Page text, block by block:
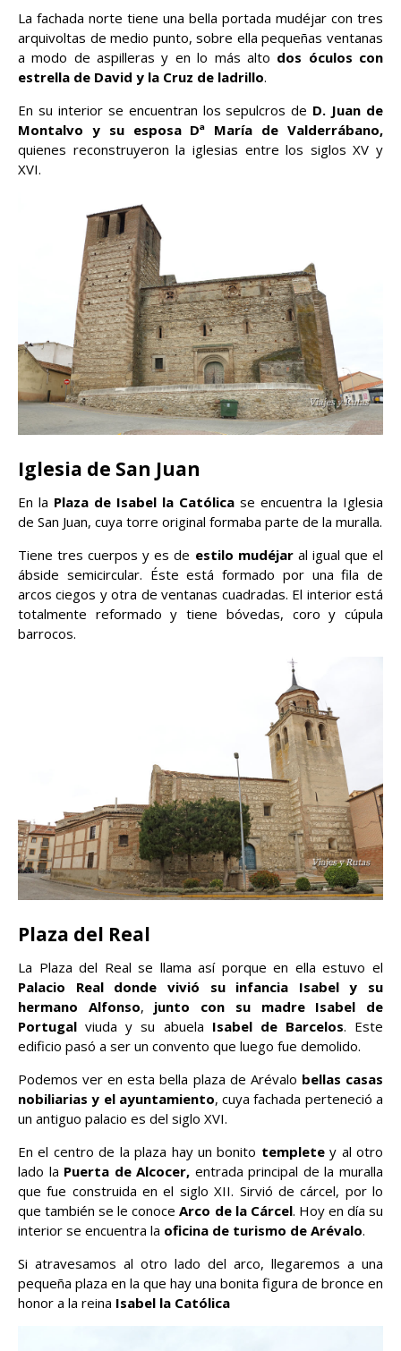
La fachada norte tiene una bella portada mudéjar con tres
arquivoltas de medio punto, sobre ella pequeñas ventanas
a modo de aspilleras y en lo más alto dos óculos con
estrella de David y la Cruz de ladrillo.
En su interior se encuentran los sepulcros de D. Juan de
Montalvo y su esposa Dª María de Valderrábano,
quienes reconstruyeron la iglesias entre los siglos XV y
XVI.
Iglesia de San Juan
En la Plaza de Isabel la Católica se encuentra la Iglesia
de San Juan, cuya torre original formaba parte de la muralla.
Tiene tres cuerpos y es de estilo mudéjaral igual que el
ábside semicircular. Éste está formado por una fila de
arcos ciegos y otra de ventanas cuadradas. El interior está
totalmente reformado y tiene bóvedas, coro y cúpula
barrocos.
Plaza del Real
La Plaza del Real se llama así porque en ella estuvo el
Palacio Real donde vivió su infancia Isabel y su
hermano Alfonso, junto con su madre Isabel de
Portugal viuda y su abuela Isabel de Barcelos. Este
edificio pasó a ser un convento que luego fue demolido.
Podemos ver en esta bella plaza de Arévalo bellas casas
nobiliarias y el ayuntamiento, cuya fachada perteneció a
un antiguo palacio es del siglo XVI.
En el centro de la plaza hay un bonito templetey al otro
lado la Puerta de Alcocer, entrada principal de la muralla
que fue construida en el siglo XII. Sirvió de cárcel, por lo
que también se le conoceArco de la Cárcel. Hoy en día su
interior se encuentra la oficina de turismo de Arévalo.
Si atravesamos al otro lado del arco, llegaremos a una
pequeña plaza en la que hay una bonita figura de bronce en
honor a la reina Isabel la Católica